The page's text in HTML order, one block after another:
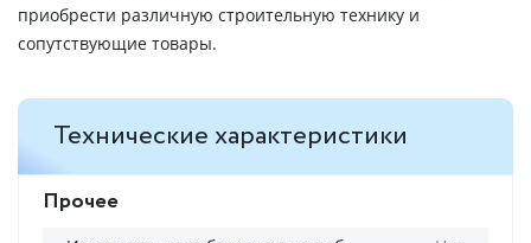
приобрести различную строительную технику и
сопутствующие товары.
Технические характеристики
Прочее